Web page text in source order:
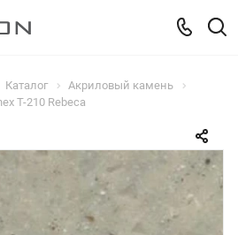
Каталог
Акриловый камень
T-210 Rebeca